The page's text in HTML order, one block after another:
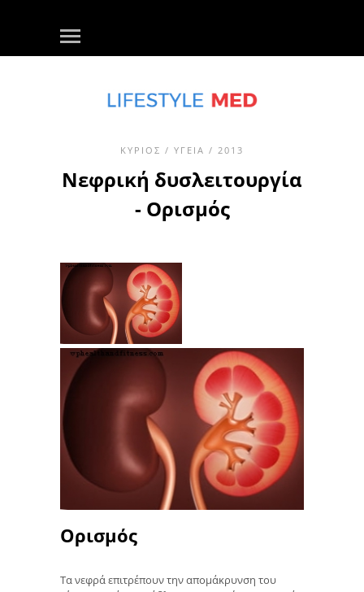
ΚΎΡΙΟΣ / ΥΓΕΊΑ / 2013
Νεφρική δυσλειτουργία
- Ορισμός
Ορισμός
Τα νεφρά επιτρέπουν την απομάκρυνση του